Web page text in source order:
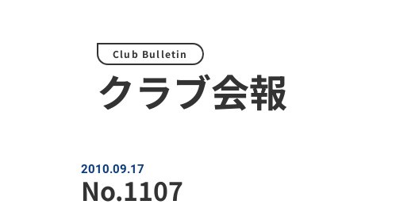
Club Bulletin
クラブ会報
2010.09.17
No.1107